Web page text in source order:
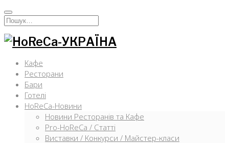
Перейти
кИскать:
Кафе
Ресторани
Бари
Готелі
HoReCa-Новини
Новини Ресторанів та Кафе
Pro-HoReCa / Статті
Виставки / Конкурси / Майстер-класи